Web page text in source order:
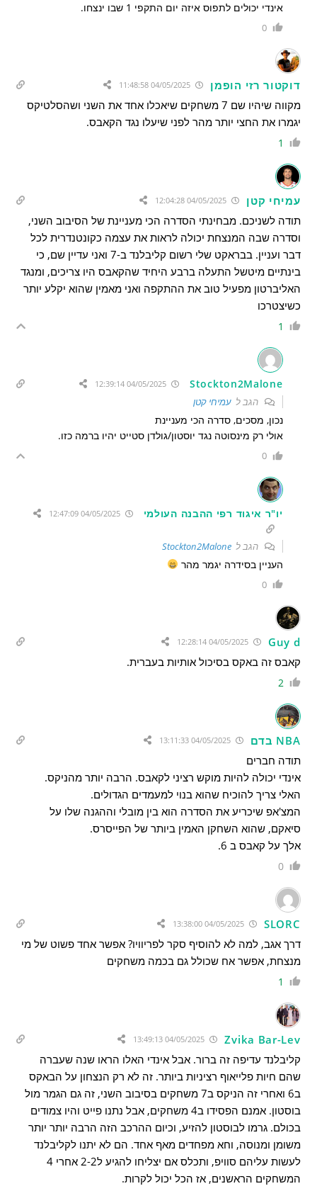
אינדי יכולים לתפוס איזה יום התקפי 1 שבו ינצחו.
0
דוקטור רזי הופמן
מקווה שיהיו שם 7 משחקים שיאכלו אחד את השני ושהסלטיקס
יגמרו את החצי יותר מהר לפני שיעלו נגד הקאבס.
1
עמיחי קטן
תודה לשניכם. מבחינתי הסדרה הכי מעניינת של הסיבוב השני,
וסדרה שבה המנצחת יכולה לראות את עצמה כקונטנדרית לכל
דבר ועניין. בבראקט שלי רשום קליבלנד ב-7 ואני עדיין שם, כי
בינתיים מיטשל התעלה ברבע היחיד שהקאבס היו צריכים, ומנגד
האליברטון מפעיל טוב את ההתקפה ואני מאמין שהוא יקלע יותר
כשיצטרכו
1
Stockton2Malone
הגב לעמיחי קטן
נכון, מסכים, סדרה הכי מעניינת
אולי רק מינסוטה נגד יוסטון/גולדן סטייט יהיו ברמה כזו.
0
יו"ר איגוד רפי ההבנה העולמי 04/05/2025 12:47:09
הגב לStockton2Malone
העניין בסידרה יגמר מהר
0
Guy d
קאבס זה באקס בסיכול אותיות בעברית.
2
NBA בדם 04/05/2025 13:11:33
תודה חברים
אינדי יכולה להיות מוקש רציני לקאבס. הרבה יותר מהניקס.
האלי צריך להוכיח שהוא בנוי למעמדים הגדולים.
המצ'אפ שיכריע את הסדרה הוא בין מובלי וההגנה שלו על
סיאקם, שהוא השחקן האמין ביותר של הפייסרס.
אלך על קאבס ב 6.
0
SLORC
דרך אגב, למה לא להוסיף סקר לפריוויו? אפשר אחד פשוט של מי
מנצחת, אפשר אח שכולל גם בכמה משחקים
1
Zvika Bar-Lev
קליבלנד עדיפה זה ברור. אבל אינדי האלו הראו שנה שעברה
שהם חיות פלייאוף רציניות ביותר. זה לא רק הנצחון על הבאקס
ב6 ואחרי זה הניקס ב7 משחקים בסיבוב השני, זה גם הגמר מול
בוסטון. אמנם הפסידו ב4 משחקים, אבל נתנו פייט והיו צמודים
בכולם. גרמו לבוסטון להזיע, וכיום ההרכב הזה הרבה יותר יותר
משומן ומנוסה, וחא מפחדים מאף אחד. הם לא יתנו לקליבלנד
לעשות עליהם סוויפ, ותכלס אם יצליחו להגיע ל2-2 אחרי 4
המשחקים הראשנים, אז הכל יכול לקרות.